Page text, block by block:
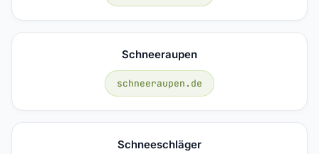
Schneeraupen
schneeraupen.de
Schneeschläger